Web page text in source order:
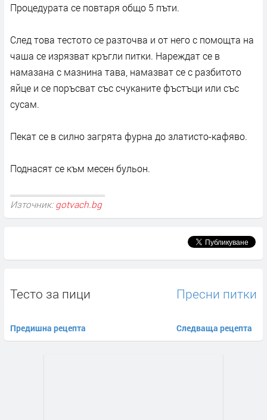
Процедурата се повтаря общо 5 пъти.
След това тестото се разточва и от него с помощта на
чаша се изрязват кръгли питки. Нареждат се в
намазана с мазнина тава, намазват се с разбитото
яйце и се поръсват със счуканите фъстъци или със
сусам.
Пекат се в силно загрята фурна до златисто-кафяво.
Поднасят се към месен бульон.
Източник: gotvach.bg
Тесто за пици
Предишна рецепта
Пресни питки
Следваща рецепта